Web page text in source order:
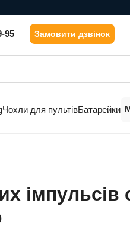
95 Замовити дзвінок
Чохли для пультівБатарейки
імпульсів